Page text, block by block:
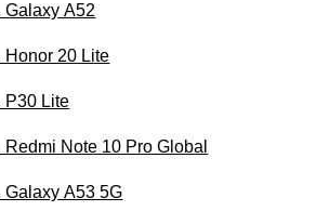
Galaxy A52
Honor 20 Lite
P30 Lite
Note 10 Pro Global
Galaxy A53 5G